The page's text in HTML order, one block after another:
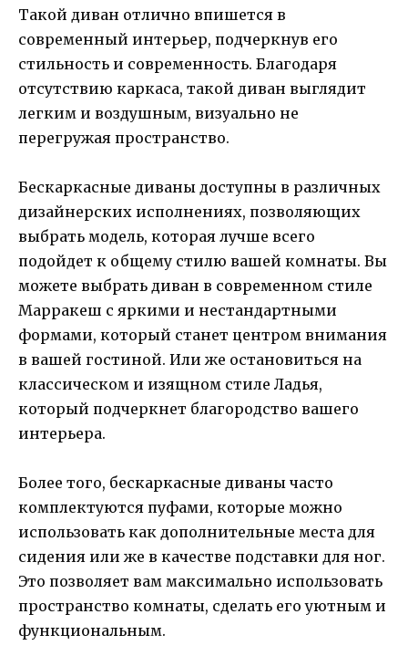
Такой диван отлично впишется в
современный интерьер, подчеркнув его
стильность и современность. Благодаря
отсутствию каркаса, такой диван выглядит
легким и воздушным, визуально не
перегружая пространство.
Бескаркасные диваны доступны в различных
дизайнерских исполнениях, позволяющих
выбрать модель, которая лучше всего
подойдет к общему стилю вашей комнаты. Вы
можете выбрать диван в современном стиле
Марракеш с яркими и нестандартными
формами, который станет центром внимания
в вашей гостиной. Или же остановиться на
классическом и изящном стиле Ладья,
который подчеркнет благородство вашего
интерьера.
Более того, бескаркасные диваны часто
комплектуются пуфами, которые можно
использовать как дополнительные места для
сидения или же в качестве подставки для ног.
Это позволяет вам максимально использовать
пространство комнаты, сделать его уютным и
функциональным.